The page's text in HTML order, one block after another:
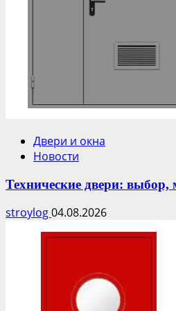
Двери и окна
Новости
Технические двери: выбор,
stroylog04.08.2026